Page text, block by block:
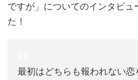
ですが」についてのインタビュ
た！
最初はどちらも報われない